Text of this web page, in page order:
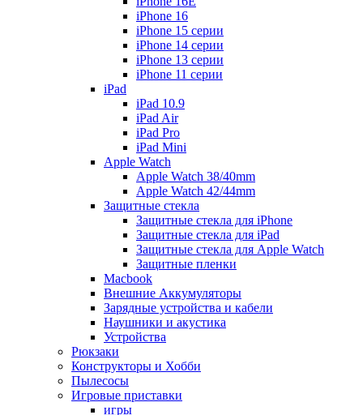
iPhone 16
iPhone 15 серии
iPhone 14 серии
iPhone 13 серии
iPhone 11 серии
iPad
iPad 10.9
iPad Air
iPad Pro
iPad Mini
Apple Watch
Apple Watch 38/40mm
Apple Watch 42/44mm
Защитные стекла
Защитные стекла для iPhone
Защитные стекла для iPad
Защитные стекла для Apple Watch
Защитные пленки
Macbook
Внешние Аккумуляторы
Зарядные устройства и кабели
Наушники и акустика
Устройства
Рюкзаки
Конструкторы и Хобби
Пылесосы
Игровые приставки
игры